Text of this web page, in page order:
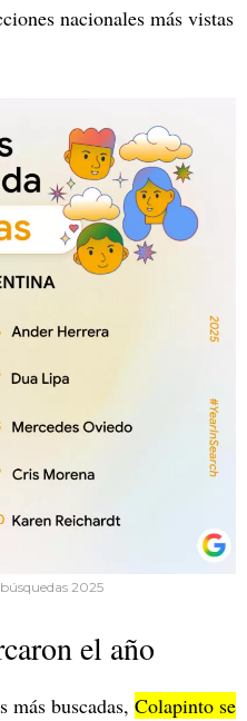
nacionales más vistas
2025
el año
más buscadas, Colapinto se